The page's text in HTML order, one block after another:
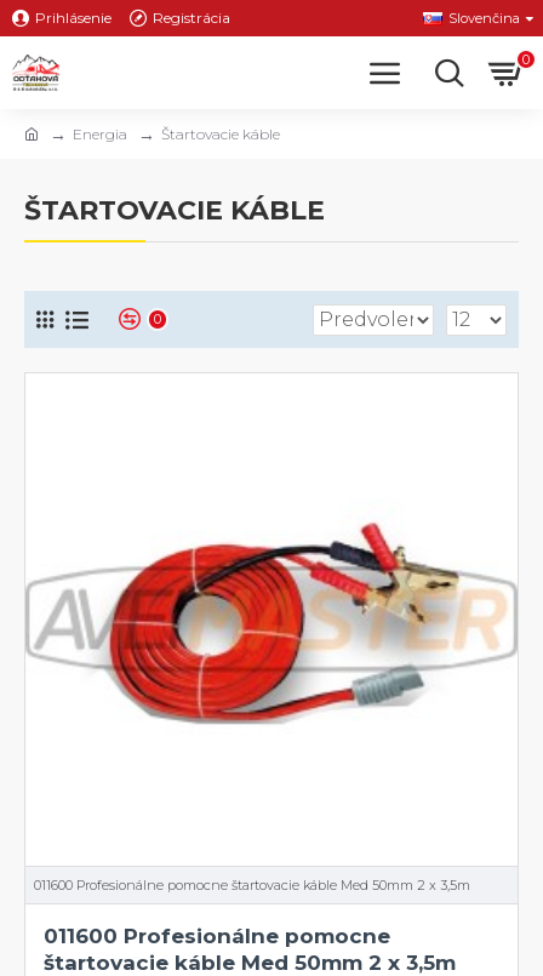
Prihlásenie Registrácia Slovenčina
0
Energia Štartovacie káble
ŠTARTOVACIE KÁBLE
0
011600 Profesionálne pomocne štartovacie káble Med 50mm 2 x 3,5m
011600 Profesionálne pomocne
štartovacie káble Med 50mm 2 x 3,5m